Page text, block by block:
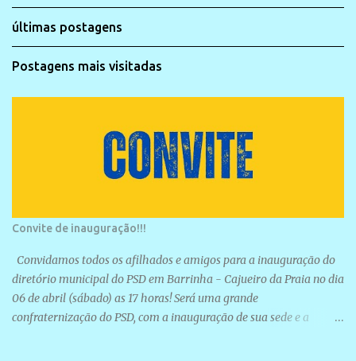
últimas postagens
Postagens mais visitadas
Convite de inauguração!!!
Convidamos todos os afilhados e amigos para a inauguração do
diretório municipal do PSD em Barrinha - Cajueiro da Praia no dia
06 de abril (sábado) as 17 horas! Será uma grande
confraternização do PSD, com a inauguração de sua sede e a